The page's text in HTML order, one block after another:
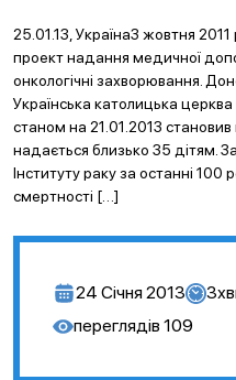
25.01.13, УкраїнаЗ жовтня 2011
проект надання медичної
онкологічні захворювання.
Українська католицька
станом на 21.01.2013
надається близько 35 дітям.
Інституту раку за останні 100
смертності […]
24 Січня 2013 3
переглядів 109